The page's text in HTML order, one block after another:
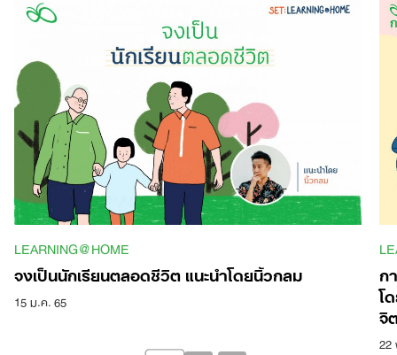
LEARNING@HOME
จงเป็นนักเรียนตลอดชีวิต แนะนำโดยนิ้วกลม
15 ม.ค. 65
ก
โ
จิ
22